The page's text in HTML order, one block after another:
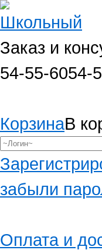
Заказ и
54-55-6054-
КорзинаВ
забыли
Оплата и